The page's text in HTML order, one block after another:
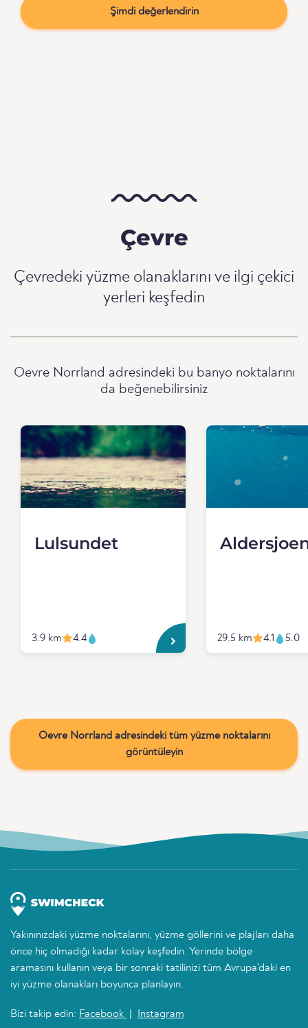
Şimdi değerlendirin
Çevre
Çevredeki yüzme olanaklarını ve ilgi çekici
yerleri keşfedin
Oevre Norrland adresindeki bu banyo noktalarını
da beğenebilirsiniz
Lulsundet
3.9 km 4.4 29.5 km 4.1 5.0
Oevre Norrland adresindeki tüm yüzme noktalarını
görüntüleyin
Yakınınızdaki yüzme noktalarını, yüzme göllerini ve plajları daha
önce hiç olmadığı kadar kolay keşfedin. Yerinde bölge
aramasını kullanın veya bir sonraki tatilinizi tüm Avrupa'daki en
iyi yüzme olanakları boyunca planlayın.
Bizi takip edin: Facebook Instagram